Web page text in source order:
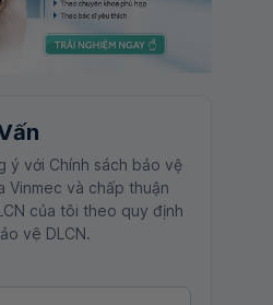
ý với Chính sách bảo vệ
Vinmec và chấp thuận
của tôi theo quy định
vệ DLCN.